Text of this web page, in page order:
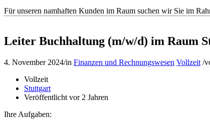
Für unseren namhaften Kunden im Raum suchen wir Sie im
Leiter Buchhaltung (m/w/d) im Raum
4. November 2024/in Finanzen und Rechnungswesen Vollzeit /
Vollzeit
Stuttgart
Veröffentlicht vor 2 Jahren
Ihre Aufgaben: